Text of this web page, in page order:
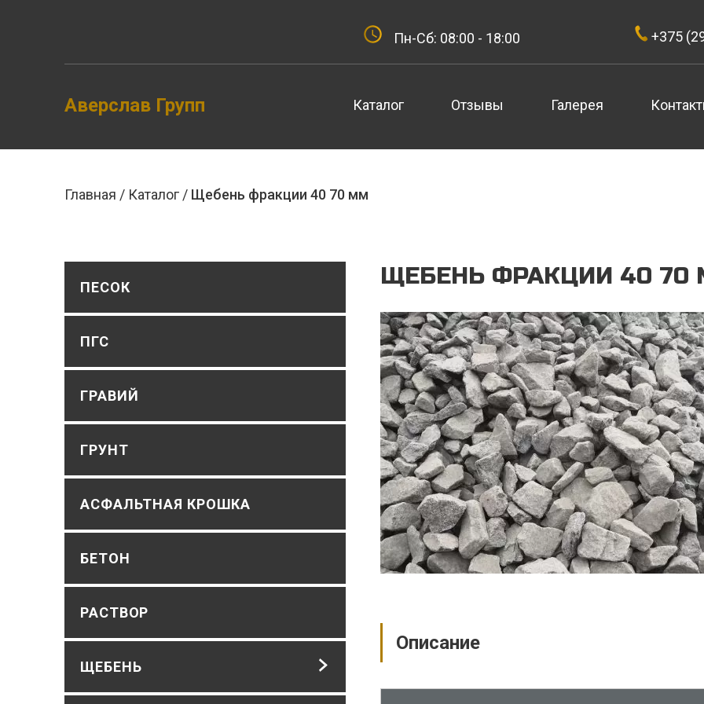
Пн-Сб: 08:00 - 18:00 +375
Аверслав Групп Каталог Отзывы Галерея
Главная / Каталог / Щебень фракции 40 70 мм
ПЕСОК
ПГС
ГРАВИЙ
ГРУНТ
АСФАЛЬТНАЯ КРОШКА
БЕТОН
РАСТВОР
ЩЕБЕНЬ
ЩЕБЕНЬ ФРАКЦИИ 40 70
Описание